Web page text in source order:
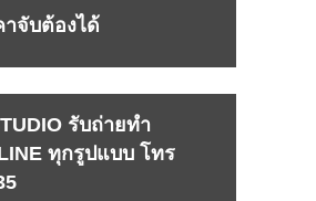
จับต้องได้
รับถ่ายทำ
ทุกรูปแบบ โทร